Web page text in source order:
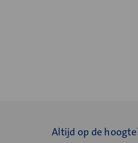
Altijd op de